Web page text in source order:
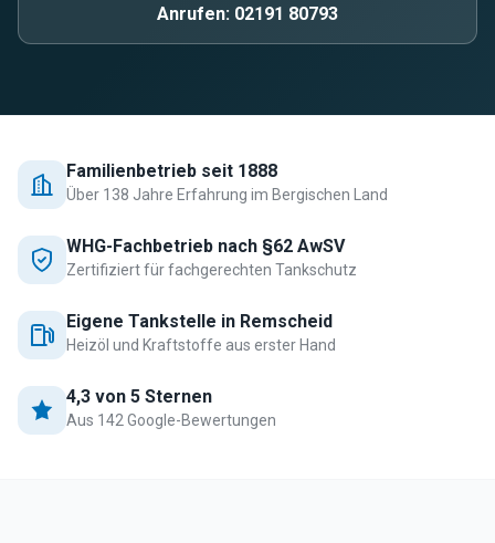
Anrufen: 02191 80793
Familienbetrieb seit 1888
Über 138 Jahre Erfahrung im Bergischen Land
WHG-Fachbetrieb nach §62 AwSV
Zertifiziert für fachgerechten Tankschutz
Eigene Tankstelle in Remscheid
Heizöl und Kraftstoffe aus erster Hand
4,3 von 5 Sternen
Aus 142 Google-Bewertungen